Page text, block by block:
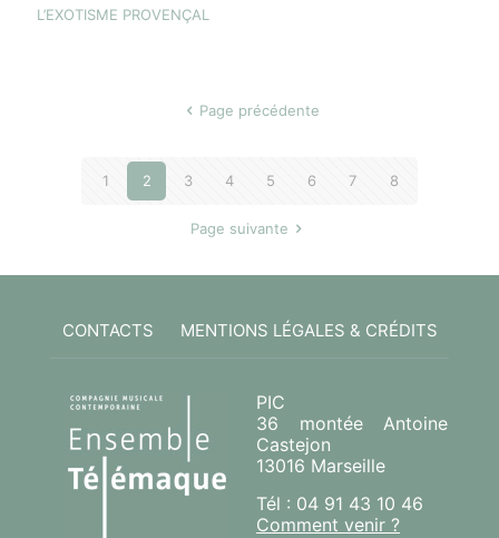
L’EXOTISME PROVENÇAL
Page précédente
1 2 3 4 5 6 7 8
Page suivante
CONTACTS MENTIONS LÉGALES & CRÉDITS
PIC
36 montée Antoine
Castejon
13016 Marseille
Tél : 04 91 43 10 46
Comment venir ?